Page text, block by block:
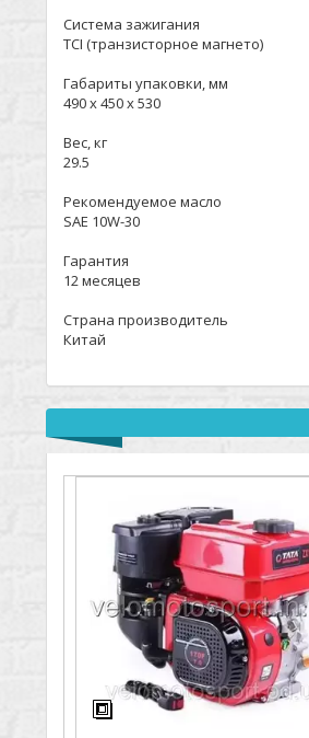
Система зажигания
ТСI (транзисторное магнето)
Габариты упаковки, мм
490 x 450 x 530
Вес, кг
29.5
Рекомендуемое масло
SAE 10W-30
Гарантия
12 месяцев
Страна производитель
Китай